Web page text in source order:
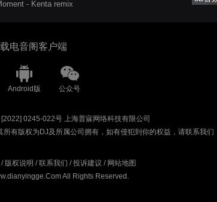
- Kenta remix
电音阁客户端
Android版 公众号
[2022] 0245-022号 上海普寐网络科技有限公司
有版权为DJ及所属公司拥有，如有侵犯到你的权益，请联系我们
版权说明 /联系我们 /投诉建议 / 网站地图
All Rights Reserved.